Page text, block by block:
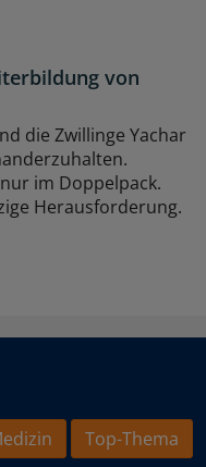
von
die Zwillinge Yachar
im Doppelpack.
Herausforderung.
Top-Thema